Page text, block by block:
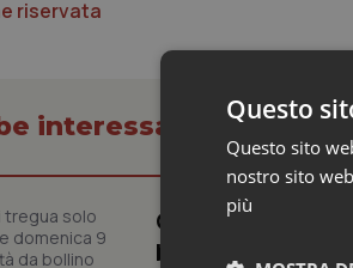
riservata
interessarti in
Caldo, mini
bollino rosso
Questo
Questo sito
nostro sito
più